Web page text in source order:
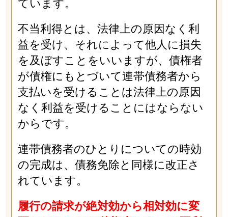
ています。
不当利得とは、法律上の原因なく利
益を受け、それによって他人に損失
を及ぼすことをいいますが、債権者
が債権にもとづいて連帯債務者から
支払いを受けることは法律上の原因
なく利益を受けることにはならない
からです。
連帯債務者のひとりについての時効
の完成は、債務免除と同様に改正さ
れています。
履行の請求が絶対効から相対効に変